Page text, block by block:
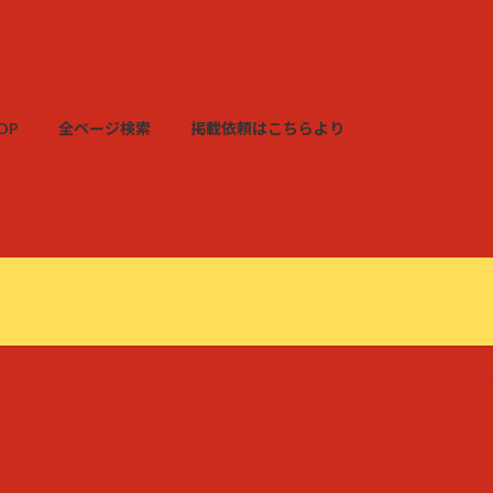
全ページ検索 掲載依頼はこちらより